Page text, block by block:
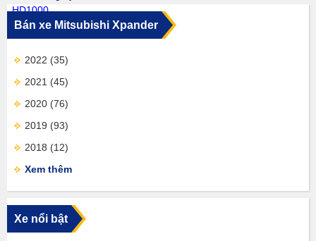
Bán xe Mitsubishi Xpander
2022 (35)
2021 (45)
2020 (76)
2019 (93)
2018 (12)
Xem thêm
Xe nổi bật